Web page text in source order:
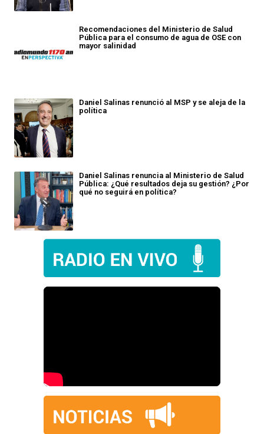
Recomendaciones del Ministerio de Salud
Pública para el consumo de agua de OSE con
mayor salinidad
Daniel Salinas renunció al MSP y se aleja de la
política
Daniel Salinas renuncia al Ministerio de Salud
Pública: ¿Qué resultados deja su gestión? ¿Por
qué no seguirá en política?